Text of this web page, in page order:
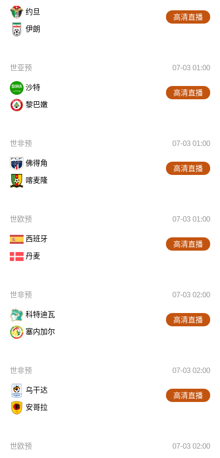
约旦
伊朗
高清直播
世亚预 07-03 01:00
沙特
黎巴嫩
高清直播
世非预 07-03 01:00
佛得角
喀麦隆
高清直播
世欧预 07-03 01:00
西班牙
丹麦
高清直播
世非预 07-03 02:00
科特迪瓦
塞内加尔
高清直播
世非预 07-03 02:00
乌干达
安哥拉
高清直播
世欧预 07-03 02:00